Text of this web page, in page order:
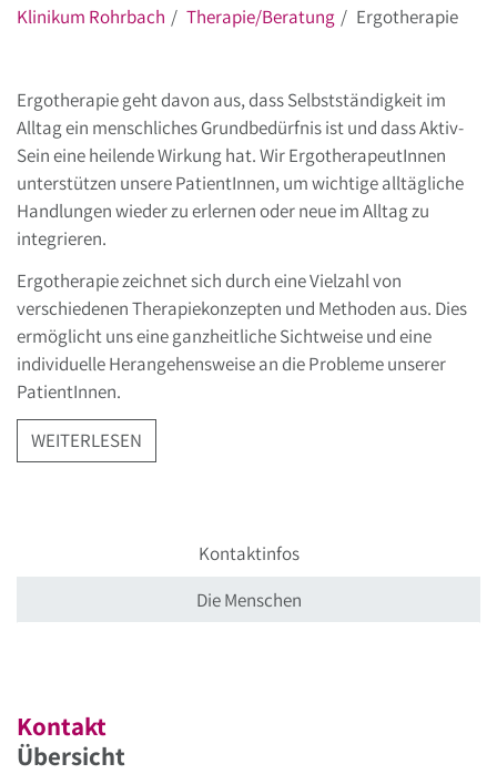
Klinikum Rohrbach Therapie/Beratung Ergotherapie
Ergotherapie geht davon aus, dass Selbstständigkeit im
Alltag ein menschliches Grundbedürfnis ist und dass Aktiv-
Sein eine heilende Wirkung hat. Wir ErgotherapeutInnen
unterstützen unsere PatientInnen, um wichtige alltägliche
Handlungen wieder zu erlernen oder neue im Alltag zu
integrieren.
Ergotherapie zeichnet sich durch eine Vielzahl von
verschiedenen Therapiekonzepten und Methoden aus. Dies
ermöglicht uns eine ganzheitliche Sichtweise und eine
individuelle Herangehensweise an die Probleme unserer
PatientInnen.
WEITERLESEN
Kontaktinfos
Die Menschen
Kontakt
Übersicht